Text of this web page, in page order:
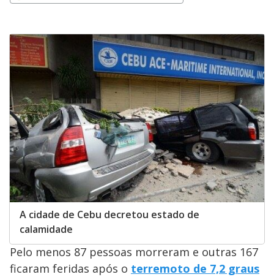
A cidade de Cebu decretou estado de
calamidade
Pelo menos 87 pessoas morreram e outras 167
ficaram feridas após o terremoto de 7,2 graus